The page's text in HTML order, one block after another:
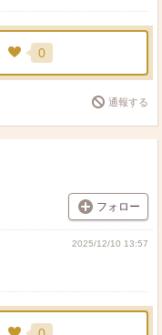
0
通報する
フォロー
2025/12/10 13:57